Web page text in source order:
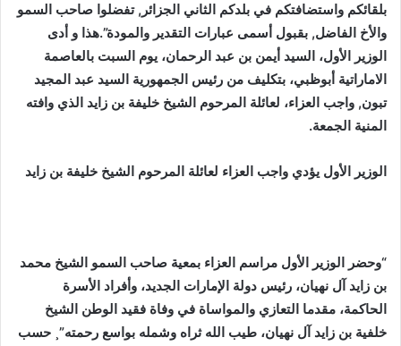
بلقائكم واستضافتكم في بلدكم الثاني الجزائر, تفضلوا صاحب السمو
والأخ الفاضل, بقبول أسمى عبارات التقدير والمودة”.هذا و أدى
الوزير الأول، السيد أيمن بن عبد الرحمان، يوم السبت بالعاصمة
الاماراتية أبوظبي، بتكليف من رئيس الجمهورية السيد عبد المجيد
تبون, واجب العزاء، لعائلة المرحوم الشيخ خليفة بن زايد الذي وافته
المنية الجمعة.
الوزير الأول يؤدي واجب العزاء لعائلة المرحوم الشيخ خليفة بن زايد
“وحضر الوزير الأول مراسم العزاء بمعية صاحب السمو الشيخ محمد
بن زايد آل نهيان، رئيس دولة الإمارات الجديد، وأفراد الأسرة
الحاكمة، مقدما التعازي والمواساة في وفاة فقيد الوطن الشيخ
خلفية بن زايد آل نهيان، طيب الله ثراه وشمله بواسع رحمته”¸ حسب